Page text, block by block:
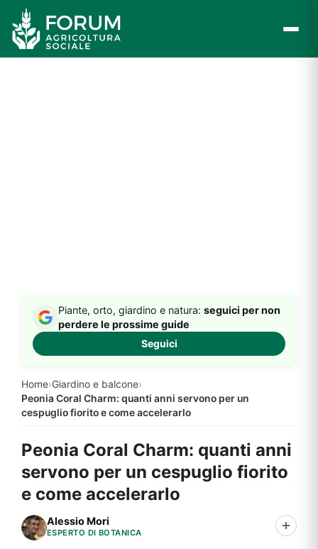
contenuto
Home›Giardino e balcone›
Peonia Coral Charm: quanti anni servono per un
cespuglio fiorito e come accelerarlo
Piante, orto, giardino e natura: seguici per non
perdere le prossime guide
Seguici
Peonia Coral Charm: quanti anni
servono per un cespuglio fiorito
e come accelerarlo
Alessio Mori
ESPERTO DI BOTANICA